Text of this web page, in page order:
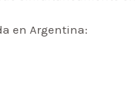
en Argentina: